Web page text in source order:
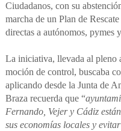
Ciudadanos, con su
marcha de un Plan de
directas a autónomos, pymes
La iniciativa, llevada al pleno
moción de control, buscaba
aplicando desde la Junta de
Braza recuerda que “
Fernando, Vejer y Cádiz
sus economías locales y